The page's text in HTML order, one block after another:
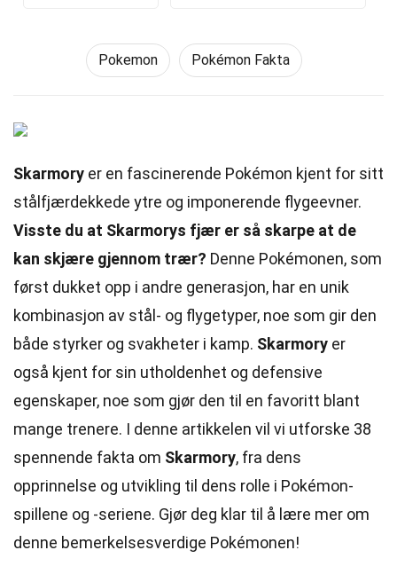
Pokemon Pokémon Fakta
Skarmory er en fascinerende Pokémon kjent for sitt
stålfjærdekkede ytre og imponerende flygeevner.
Visste du at Skarmorys fjær er så skarpe at de
kan skjære gjennom trær? Denne Pokémonen, som
først dukket opp i andre generasjon, har en unik
kombinasjon av stål- og flygetyper, noe som gir den
både styrker og svakheter i kamp. Skarmory er
også kjent for sin utholdenhet og defensive
egenskaper, noe som gjør den til en favoritt blant
mange trenere. I denne artikkelen vil vi utforske 38
spennende fakta om Skarmory, fra dens
opprinnelse og utvikling til dens rolle i Pokémon-
spillene og -seriene. Gjør deg klar til å lære mer om
denne bemerkelsesverdige Pokémonen!